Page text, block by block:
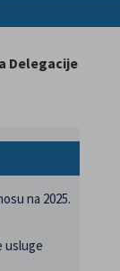
Delegacije
na 2025.
usluge